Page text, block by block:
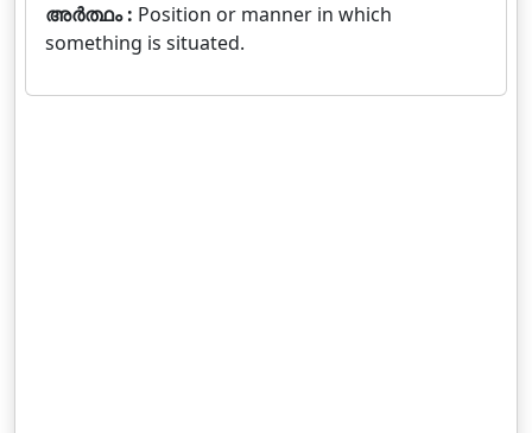
അർത്ഥം : Position or manner in which
something is situated.